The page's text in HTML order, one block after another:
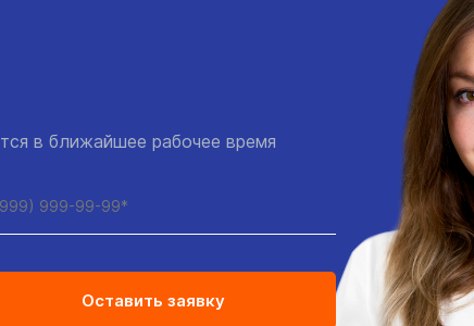
в ближайшее рабочее время